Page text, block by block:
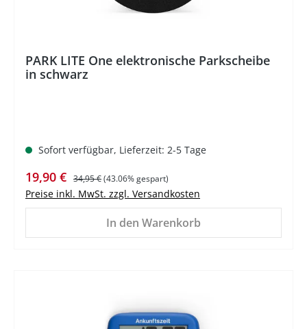
PARK LITE One elektronische Parkscheibe
in schwarz
Sofort verfügbar, Lieferzeit: 2-5 Tage
Verkaufspreis:
19,90 € Regulärer Preis:
34,95 €(43.06% gespart)
Preise inkl. MwSt. zzgl. Versandkosten
In den Warenkorb